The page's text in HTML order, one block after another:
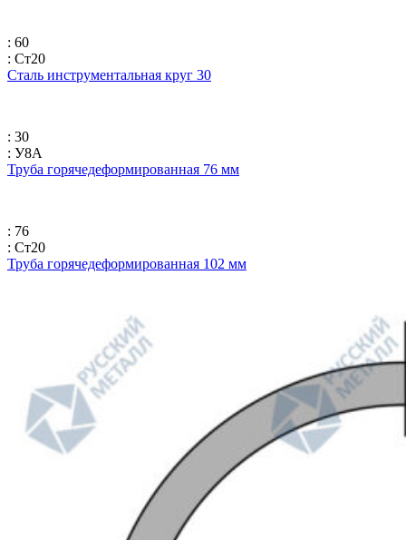
: 60
: Ст20
Сталь инструментальная круг 30
: 30
: У8А
Труба горячедеформированная 76 мм
: 76
: Ст20
Труба горячедеформированная 102 мм